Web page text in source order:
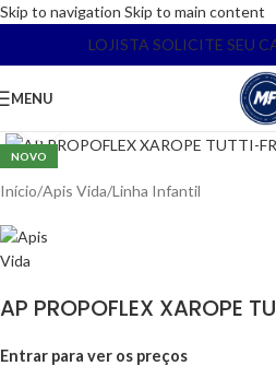
Skip to navigation Skip to main content
LOJISTA SOLICITE SEU
MENU
NOVO
Início/Apis Vida/Linha Infantil
AP PROPOFLEX XAROPE
Entrar para ver os preços